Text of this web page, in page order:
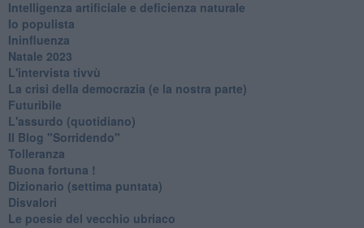
Intelligenza artificiale e deficienza naturale
Io populista
Ininfluenza
Natale 2023
L'intervista tivvù
La crisi della democrazia (e la nostra parte)
Futuribile
L'assurdo (quotidiano)
Il Blog "Sorridendo"
Tolleranza
Buona fortuna !
​Dizionario (settima puntata)
Disvalori
Le poesie del vecchio ubriaco